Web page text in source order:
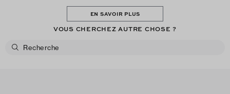
EN SAVOIR PLUS
VOUS CHERCHEZ AUTRE CHOSE ?